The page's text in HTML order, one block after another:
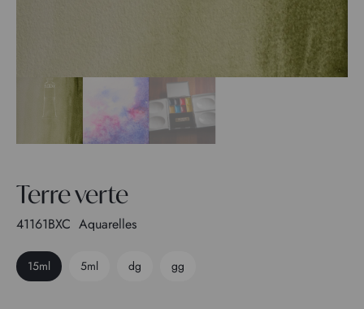
Terre verte
41161BXC Aquarelles
15ml 5ml dg gg